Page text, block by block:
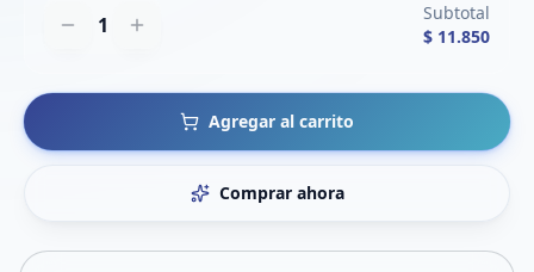
1
Subtotal
$ 11.850
Agregar al carrito
Comprar ahora